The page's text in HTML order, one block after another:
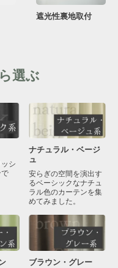
遮光性裏地取付
選ぶ
シ
ナチュラル・ベージ
ュ
安らぎの空間を演出す
るベーシックなナチュ
ラル色のカーテンを集
めてみました。
ブラウン・グレー